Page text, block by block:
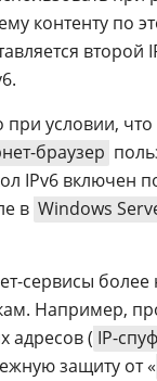
контенту по
второй
условии,
браузер
IPv6 включен
в Windows
сервисы
Например,
адресов ( IP-
защиту от «